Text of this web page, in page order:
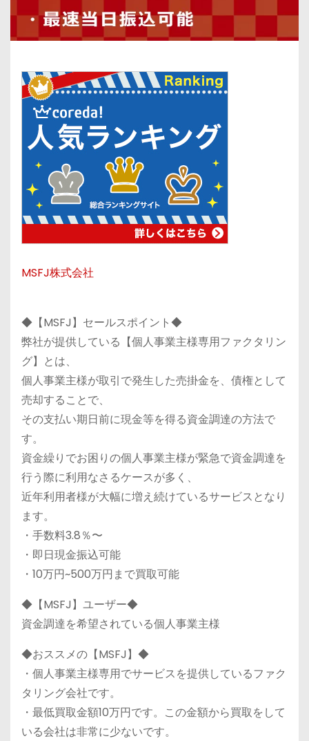
MSFJ株式会社
◆【MSFJ】セールスポイント◆
弊社が提供している【個人事業主様専用ファクタリン
グ】とは、
個人事業主様が取引で発生した売掛金を、債権として
売却することで、
その支払い期日前に現金等を得る資金調達の方法で
す。
資金繰りでお困りの個人事業主様が緊急で資金調達を
行う際に利用なさるケースが多く、
近年利用者様が大幅に増え続けているサービスとなり
ます。
・手数料3.8％〜
・即日現金振込可能
・10万円~500万円まで買取可能
◆【MSFJ】ユーザー◆
資金調達を希望されている個人事業主様
◆おススメの【MSFJ】◆
・個人事業主様専用でサービスを提供しているファク
タリング会社です。
・最低買取金額10万円です。この金額から買取をして
いる会社は非常に少ないです。